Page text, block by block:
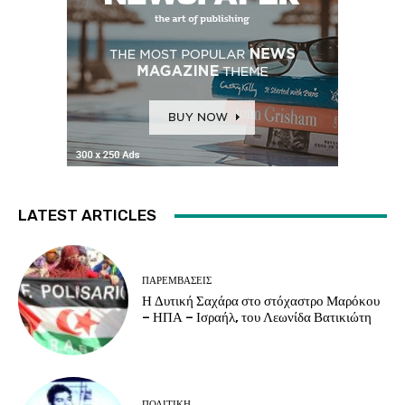
LATEST ARTICLES
ΠΑΡΕΜΒΑΣΕΙΣ
Η Δυτική Σαχάρα στο στόχαστρο Μαρόκου
– ΗΠΑ – Ισραήλ, του Λεωνίδα Βατικιώτη